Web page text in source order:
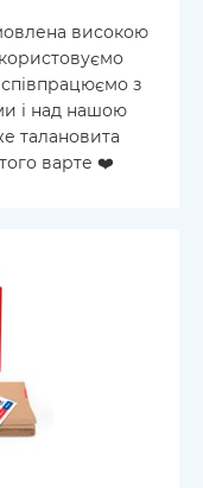
високою
співпрацюємо з
і над нашою
талановита
варте ❤️